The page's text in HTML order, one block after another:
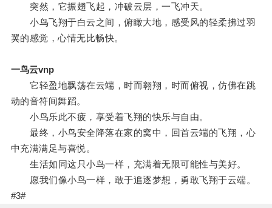
突然，它振翅飞起，冲破云层，一飞冲天。
小鸟飞翔于白云之间，俯瞰大地，感受风的轻柔拂过羽
翼的感觉，心情无比畅快。
一鸟云vnp
它轻盈地飘荡在云端，时而翱翔，时而俯视，仿佛在跳
动的音符间舞蹈。
小鸟乐此不疲，享受着飞翔的快乐与自由。
最终，小鸟安全降落在家的窝中，回首云端的飞翔，心
中充满满足与喜悦。
生活如同这只小鸟一样，充满着无限可能性与美好。
愿我们像小鸟一样，敢于追逐梦想，勇敢飞翔于云端。
#3#